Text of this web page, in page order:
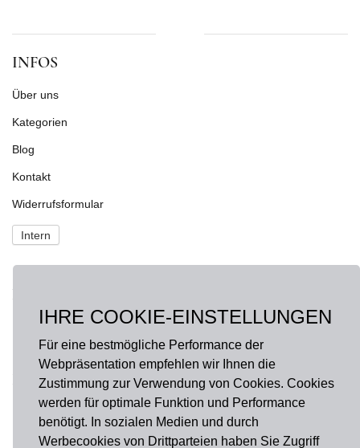
IHRE COOKIE-EINSTELLUNGEN
Für eine bestmögliche Performance der
Webpräsentation empfehlen wir Ihnen die
Zustimmung zur Verwendung von Cookies. Cookies
werden für optimale Funktion und Performance
benötigt. In sozialen Medien und durch
Werbecookies von Drittparteien haben Sie Zugriff
INFOS
Über uns
Kategorien
Blog
Kontakt
Widerrufsformular
Intern
Fragen?onlineshop@hausdermanufakturen.de
FOLGE UNS AUF
Instagram